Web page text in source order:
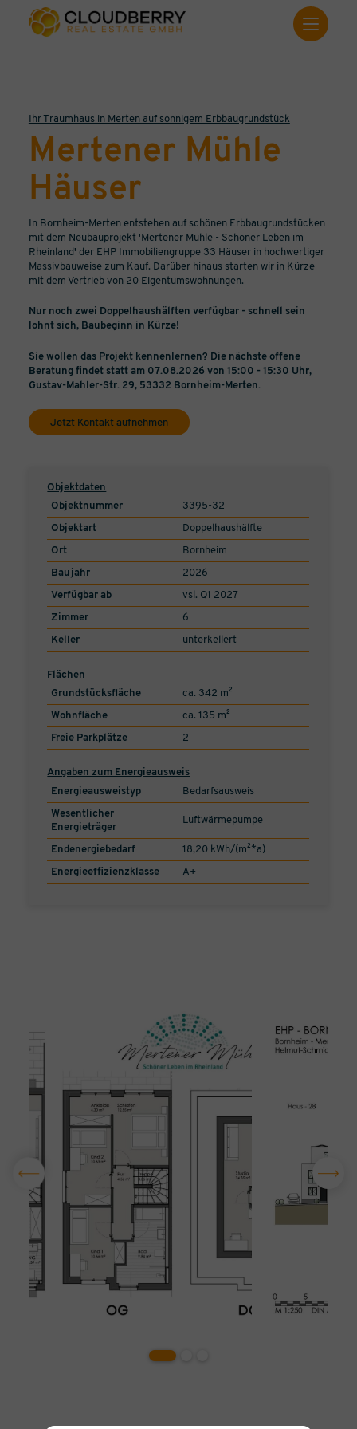
Ihr Traumhaus in Merten auf sonnigem Erbbaugrundstück
Mertener Mühle
Häuser
In Bornheim-Merten entstehen auf schönen Erbbaugrundstücken
mit dem Neubauprojekt 'Mertener Mühle - Schöner Leben im
Rheinland' der EHP Immobiliengruppe 33 Häuser in hochwertiger
Massivbauweise zum Kauf. Darüber hinaus starten wir in Kürze
mit dem Vertrieb von 20 Eigentumswohnungen.
Nur noch zwei Doppelhaushälften verfügbar - schnell sein
lohnt sich, Baubeginn in Kürze!
Sie wollen das Projekt kennenlernen? Die nächste offene
Beratung findet statt am 07.08.2026 von 15:00 - 15:30 Uhr,
Gustav-Mahler-Str. 29, 53332 Bornheim-Merten.
Jetzt Kontakt aufnehmen
Objektdaten
Objektnummer
3395-32
Objektart Doppelhaushälfte
Ort Bornheim
Baujahr 2026
Verfügbar ab vsl. Q1 2027
Zimmer 6
Keller unterkellert
Flächen
Grundstücksfläche
ca. 342 m²
Wohnfläche ca. 135 m²
Freie Parkplätze 2
Angaben zum Energieausweis
Energieausweistyp
Bedarfsausweis
Wesentlicher
Energieträger
Luftwärmepumpe
Endenergiebedarf 18,20 kWh/(m²*a)
Energieeffizienzklasse A+